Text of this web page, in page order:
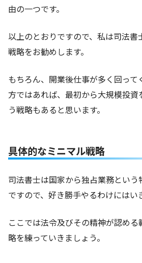
由の一つです。
以上のとおりですので、私は司法書
戦略をお勧めします。
もちろん、開業後仕事が多く回って
方ではあれば、最初から大規模投
う戦略もあると思います。
具体的なミニマル戦略
司法書士は国家から独占業務とい
ですので、好き勝手やるわけにはい
ここでは法令及びその精神が認め
略を練っていきましょう。